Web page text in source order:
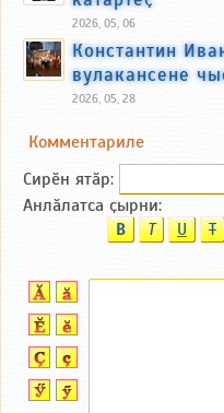
2026, 05, 06
Константин
вулакансене
2026, 05, 28
Комментариле
Сирӗн ятӑp:
Анлӑлатса ҫырни:
B T U T